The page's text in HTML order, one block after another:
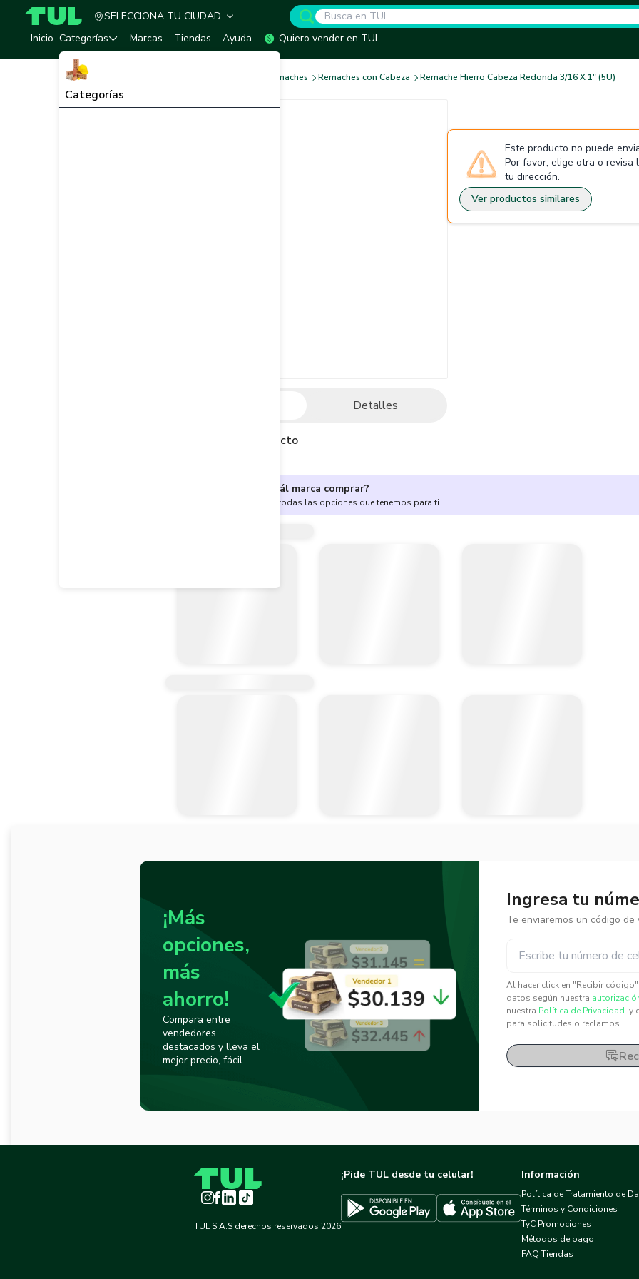
TUL - Tu Marketplace de Construcción
SELECCIONA TU CIUDAD
Inicio Categorías
Categorías
Marcas Tiendas Ayuda Quiero vender en TUL
Remaches Remaches con Cabeza Remache Hierro Cabeza Redonda 3/16 X 1" (5U)
Detalles
Descripción del producto
Este producto no puede
Por favor, elige otra o revisa
tu dirección.
Ver productos similares
¿No sabes cuál marca comprar?
Encuentra aquí todas las opciones que tenemos para ti.
¡Más
opciones,
más
ahorro!
Compara entre
vendedores
destacados y lleva el
mejor precio, fácil.
Ingresa tu
Te enviaremos un código de
Al hacer click en "Recibir
datos según nuestra
nuestra Política de Privacidad. y
para solicitudes o reclamos.
Instagram
Facebook
LinkedInTikTok
TUL S.A.S derechos reservados 2026
¡Pide TUL desde tu celular!
Descargar TUL en Google PlayDescargar TUL en App Store
Información
Política de Tratamiento de
Términos y Condiciones
TyC Promociones
Métodos de pago
FAQ Tiendas